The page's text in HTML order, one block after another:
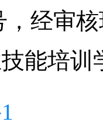
经审
能培训